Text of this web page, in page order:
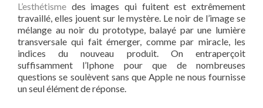
L’esthétisme des images qui fuitent est extrêmement
travaillé, elles jouent sur le mystère. Le noir de l’image se
mélange au noir du prototype, balayé par une lumière
transversale qui fait émerger, comme par miracle, les
indices du nouveau produit. On entraperçoit
suffisamment l’Iphone pour que de nombreuses
questions se soulèvent sans que Apple ne nous fournisse
un seul élément de réponse.